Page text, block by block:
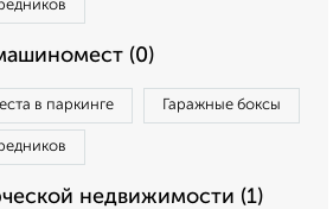
(0)
в паркинге Гаражные боксы
недвижимости (1)